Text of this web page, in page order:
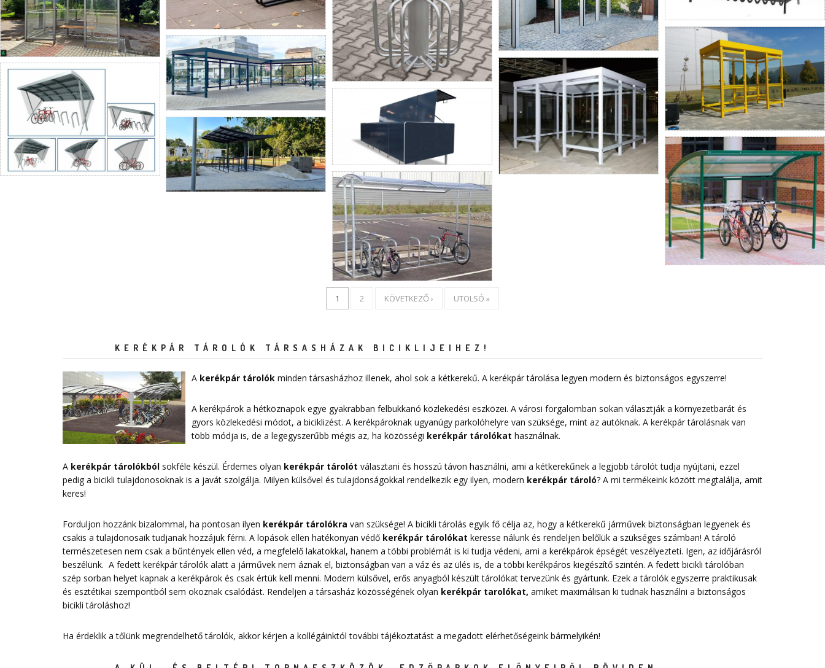
1 2 KÖVETKEZŐ › UTOLSÓ »
KERÉKPÁR TÁROLÓK TÁRSASHÁZAK BICIKLIJEIHEZ!
A kerékpár tárolók minden társasházhoz illenek, ahol sok a kétkerekű. A kerékpár tárolása legyen modern és biztonságos egyszerre!
A kerékpárok a hétköznapok egye gyakrabban felbukkanó közlekedési eszközei. A városi forgalomban sokan választják a környezetbarát és
gyors közlekedési módot, a biciklizést. A kerékpároknak ugyanúgy parkolóhelyre van szüksége, mint az autóknak. A kerékpár tárolásnak van
több módja is, de a legegyszerűbb mégis az, ha közösségi kerékpár tárolókat használnak.
A kerékpár tárolókból sokféle készül. Érdemes olyan kerékpár tárolót választani és hosszú távon használni, ami a kétkerekűnek a legjobb tárolót tudja nyújtani, ezzel
pedig a bicikli tulajdonosoknak is a javát szolgálja. Milyen külsővel és tulajdonságokkal rendelkezik egy ilyen, modern kerékpár tároló? A mi termékeink között megtalálja, amit
keres!
Forduljon hozzánk bizalommal, ha pontosan ilyen kerékpár tárolókra van szüksége! A bicikli tárolás egyik fő célja az, hogy a kétkerekű járművek biztonságban legyenek és
csakis a tulajdonosaik tudjanak hozzájuk férni. A lopások ellen hatékonyan védő kerékpár tárolókat keresse nálunk és rendeljen belőlük a szükséges számban! A tároló
természetesen nem csak a bűntények ellen véd, a megfelelő lakatokkal, hanem a többi problémát is ki tudja védeni, ami a kerékpárok épségét veszélyezteti. Igen, az időjárásról
beszélünk. A fedett kerékpár tárolók alatt a járművek nem áznak el, biztonságban van a váz és az ülés is, de a többi kerékpáros kiegészítő szintén. A fedett bicikli tárolóban
szép sorban helyet kapnak a kerékpárok és csak értük kell menni. Modern külsővel, erős anyagból készült tárolókat tervezünk és gyártunk. Ezek a tárolók egyszerre praktikusak
és esztétikai szempontból sem okoznak csalódást. Rendeljen a társasház közösségének olyan kerékpár tarolókat, amiket maximálisan ki tudnak használni a biztonságos
bicikli tároláshoz!
Ha érdeklik a tőlünk megrendelhető tárolók, akkor kérjen a kollégáinktól további tájékoztatást a megadott elérhetőségeink bármelyikén!